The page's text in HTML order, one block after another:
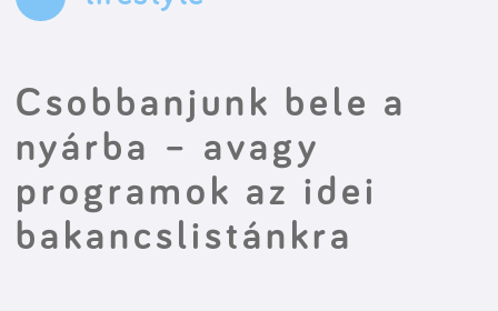
Csobbanjunk bele a
nyárba – avagy
programok az idei
bakancslistánkra